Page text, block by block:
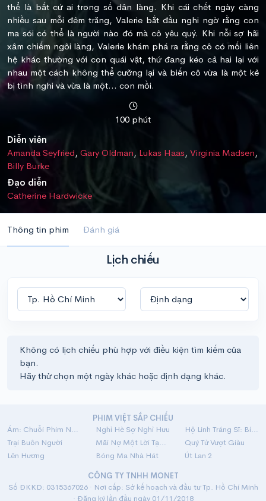
thể là bất cứ ai trong số dân làng. Khi cái chết ngày càng
nhiều sau mỗi đêm trăng, Valerie bắt đầu nghi ngờ rằng con
ma sói có thể là người nào đó mà cô yêu quý. Khi nỗi sợ hãi
xâm chiếm ngôi làng, Valerie khám phá ra rằng cô có mối liên
hệ khác thường với con quái vật, thứ đang kéo cả hai lại với
nhau một cách không thể cưỡng lại và biến cô vừa là một kẻ
bị tình nghi và vừa là một... con mồi.
100 phút
Diễn viên
Amanda Seyfried, Gary Oldman, Lukas Haas, Virginia Madsen,
Billy Burke
Đạo diễn
Catherine Hardwicke
Thông tin phim Đánh giá
Lịch chiếu
Không có lịch chiếu phù hợp với điều kiện tìm kiếm của
bạn.
Hãy thử chọn một ngày khác hoặc định dạng khác.
PHIM VIỆT SẮP CHIẾU
Ám: Chuỗi Phim Ngắn Linh Dị
Nghỉ Hè Sợ Nghỉ Hưu
Hộ Linh Tráng Sĩ: Bí Ẩn Mộ Vua Đinh
Trại Buôn Người
Mãi Nợ Một Lời Tạm Biệt
Quý Tử Vượt Giàu
Lên Hương
Bóng Ma Nhà Hát
Út Lan 2
CÔNG TY TNHH MONET
Số ĐKKD: 0315367026 · Nơi cấp: Sở kế hoạch và đầu tư Tp. Hồ Chí Minh
· Đăng ký lần đầu ngày 01/11/2018